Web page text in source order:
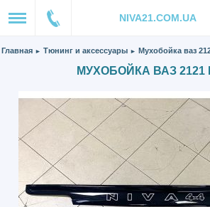
NIVA21.COM.UA
Главная ► Тюнинг и аксессуары ► Мухобойка ваз
МУХОБОЙКА ВАЗ 2121